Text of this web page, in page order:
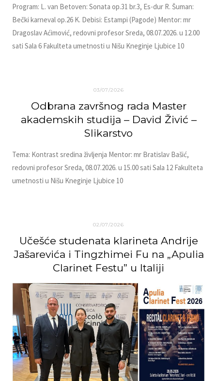
Program: L. van Betoven: Sonata op.31 br.3, Es-dur R. Šuman:
Bečki karneval op.26 K. Debisi: Estampi (Pagode) Mentor: mr
Dragoslav Aćimović, redovni profesor Sreda, 08.07.2026. u 12.00
sati Sala 6 Fakulteta umetnosti u Nišu Kneginje Ljubice 10
03/07/2026
Odbrana završnog rada Master
akademskih studija – David Živić –
Slikarstvo
Tema: Kontrast sredina življenja Mentor: mr Bratislav Bašić,
redovni profesor Sreda, 08.07.2026. u 15.00 sati Sala 12 Fakulteta
umetnosti u Nišu Kneginje Ljubice 10
02/07/2026
Učešće studenata klarineta Andrije
Jašarevića i Tingzhimei Fu na „Apulia
Clarinet Festu” u Italiji